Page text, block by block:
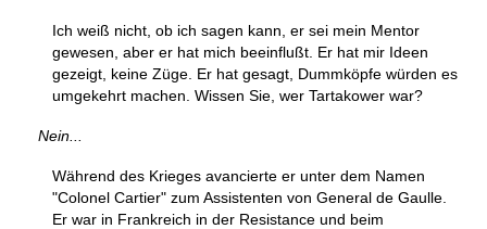
Ich weiß nicht, ob ich sagen kann, er sei mein Mentor
gewesen, aber er hat mich beeinflußt. Er hat mir Ideen
gezeigt, keine Züge. Er hat gesagt, Dummköpfe würden es
umgekehrt machen. Wissen Sie, wer Tartakower war?
Nein...
Während des Krieges avancierte er unter dem Namen
"Colonel Cartier" zum Assistenten von General de Gaulle.
Er war in Frankreich in der Resistance und beim